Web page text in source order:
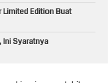
Limited Edition Buat
Ini Syaratnya